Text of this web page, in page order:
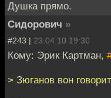
Душка прямо.
Сидорович »
#243 | 23.04.10 19:30
Кому: Эрик Картман,
> Зюганов вон